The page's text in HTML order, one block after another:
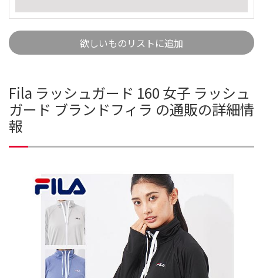
欲しいものリストに追加
Fila ラッシュガード 160 女子 ラッシュ
ガード ブランドフィラ の通販の詳細情
報